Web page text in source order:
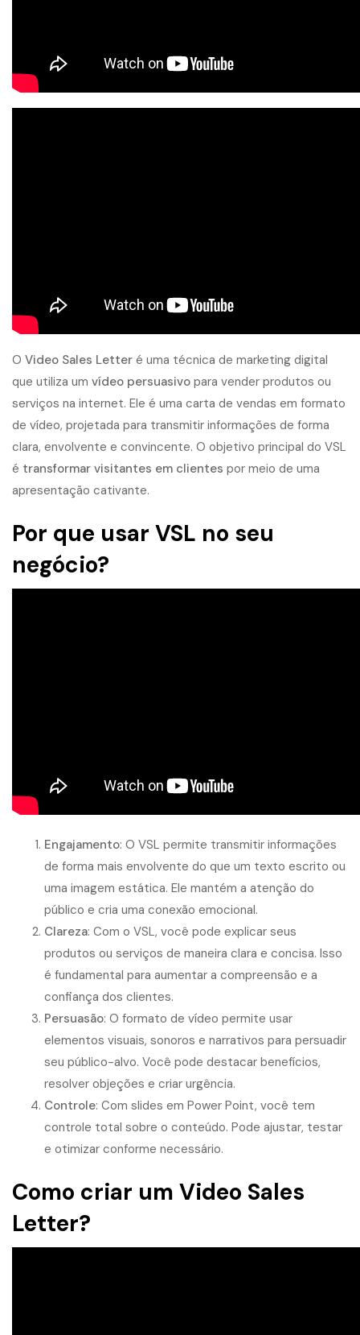
O Video Sales Letter é uma técnica de marketing digital
que utiliza um vídeo persuasivo para vender produtos ou
serviços na internet. Ele é uma carta de vendas em formato
de vídeo, projetada para transmitir informações de forma
clara, envolvente e convincente. O objetivo principal do VSL
é transformar visitantes em clientes por meio de uma
apresentação cativante.
Por que usar VSL no seu
negócio?
Engajamento: O VSL permite transmitir informações
de forma mais envolvente do que um texto escrito ou
uma imagem estática. Ele mantém a atenção do
público e cria uma conexão emocional.
Clareza: Com o VSL, você pode explicar seus
produtos ou serviços de maneira clara e concisa. Isso
é fundamental para aumentar a compreensão e a
confiança dos clientes.
Persuasão: O formato de vídeo permite usar
elementos visuais, sonoros e narrativos para persuadir
seu público-alvo. Você pode destacar benefícios,
resolver objeções e criar urgência.
Controle: Com slides em Power Point, você tem
controle total sobre o conteúdo. Pode ajustar, testar
e otimizar conforme necessário.
Como criar um Video Sales
Letter?